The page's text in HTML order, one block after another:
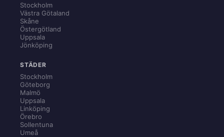
Stockholm
Västra Götaland
Skåne
Östergötland
Uppsala
Jönköping
STÄDER
Stockholm
Göteborg
Malmö
Uppsala
Linköping
Örebro
Sollentuna
Umeå